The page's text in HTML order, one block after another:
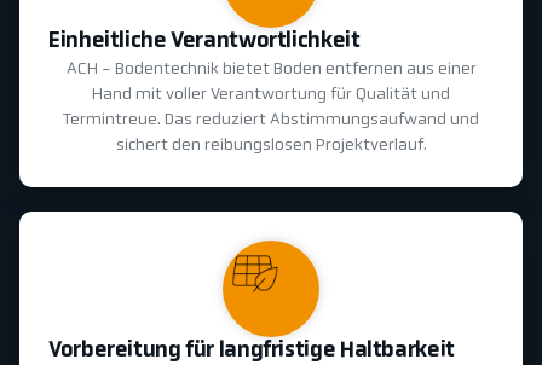
Einheitliche Verantwortlichkeit
ACH - Bodentechnik bietet Boden entfernen aus einer
Hand mit voller Verantwortung für Qualität und
Termintreue. Das reduziert Abstimmungsaufwand und
sichert den reibungslosen Projektverlauf.
Vorbereitung für langfristige Haltbarkeit